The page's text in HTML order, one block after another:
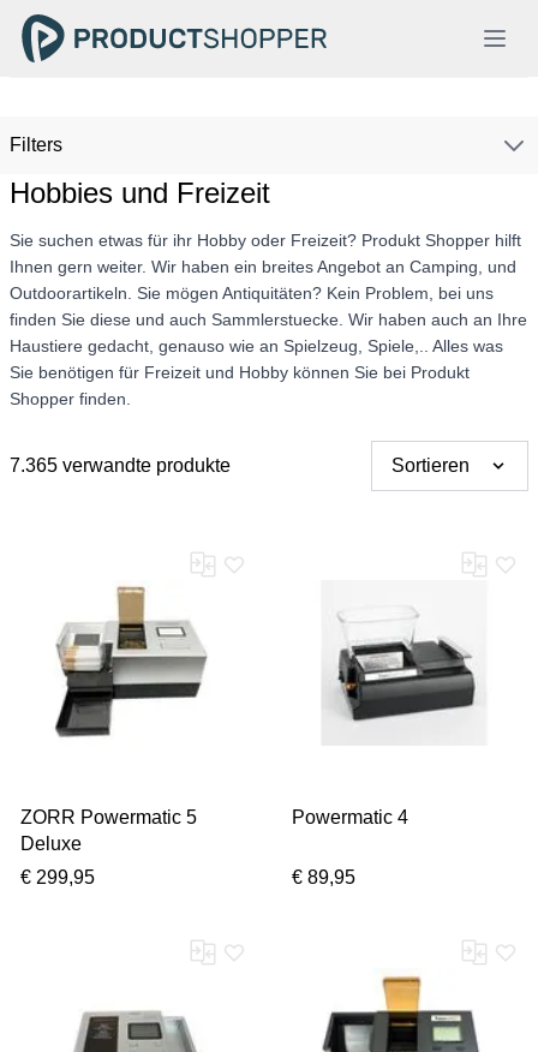
Filters
Hobbies und Freizeit
Sie suchen etwas für ihr Hobby oder Freizeit? Produkt Shopper hilft
Ihnen gern weiter. Wir haben ein breites Angebot an Camping, und
Outdoorartikeln. Sie mögen Antiquitäten? Kein Problem, bei uns
finden Sie diese und auch Sammlerstuecke. Wir haben auch an Ihre
Haustiere gedacht, genauso wie an Spielzeug, Spiele,.. Alles was
Sie benötigen für Freizeit und Hobby können Sie bei Produkt
Shopper finden.
7.365 verwandte produkte Sortieren
ZORR Powermatic 5
Deluxe
€ 299,95
Powermatic 4
€ 89,95